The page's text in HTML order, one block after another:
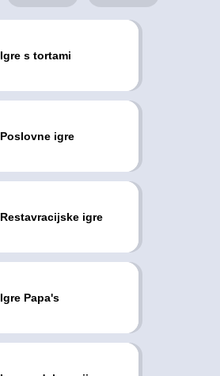
Igre s tortami
Poslovne igre
Restavracijske igre
Igre Papa's